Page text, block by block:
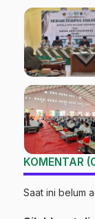
KOMENTAR
Saat ini belum